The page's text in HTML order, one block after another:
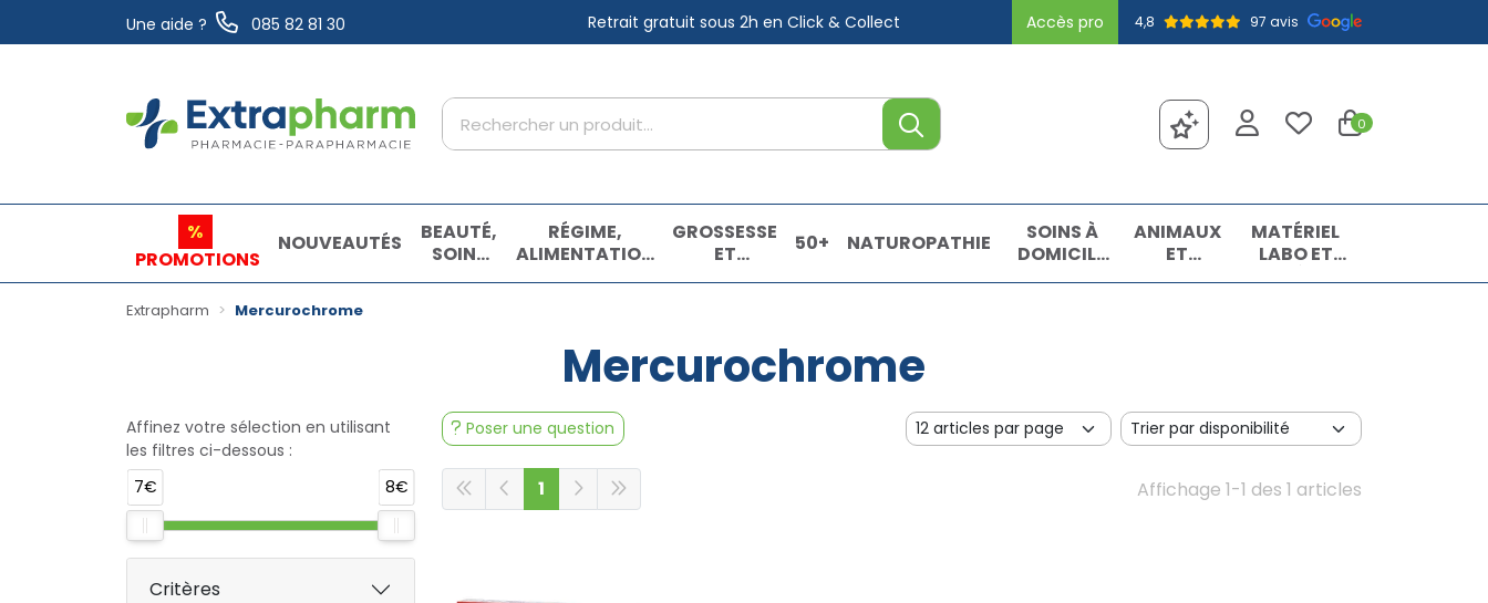
Une aide ? 085 82 81 30 Retrait gratuit sous 2h en Click & Collect Accès pro 4,8 97 avis
Extrapharm Votre pharmacie en ligne à votre service 0
%
PROMOTIONS
NOUVEAUTÉS
BEAUTÉ,
SOINS
ET
RÉGIME,
ALIMENTATION
& VITAMINES
GROSSESSE
ET
ENFANTS
50+ NATUROPATHIE
SOINS À
DOMICILE
ET
ANIMAUX
ET
INSECTES
MATÉRIEL
LABO ET
MATIÈRES
Extrapharm Mercurochrome
Mercurochrome
Poser une question
Affichage 1-1 des 1 articles
1
Affinez votre sélection en utilisant
les filtres ci-dessous :
7€
8€
Critères